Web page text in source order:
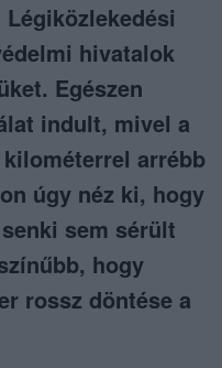
hivatalok
Egészen
indult, mivel a
arrébb
úgy néz ki, hogy
sem sérült
hogy
rossz döntése a